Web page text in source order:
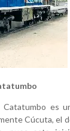
es
Cúcuta, el